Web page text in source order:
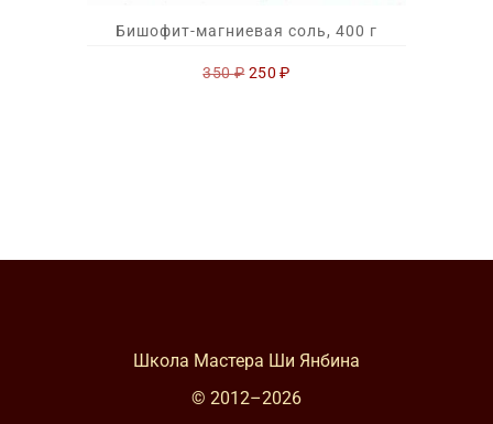
Бишофит-магниевая соль, 400 г
350₽ Первоначальная
250₽Текущая
Школа Мастера Ши Янбина
© 2012–2026